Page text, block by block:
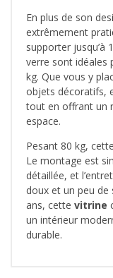
En plus de son
extrêmement
supporter jusqu’à
verre sont idéales
kg. Que vous y
objets décoratifs,
tout en offrant un
espace.
Pesant 80 kg,
Le montage est
détaillée, et
doux et un peu
ans, cette vitrine
un intérieur
durable.